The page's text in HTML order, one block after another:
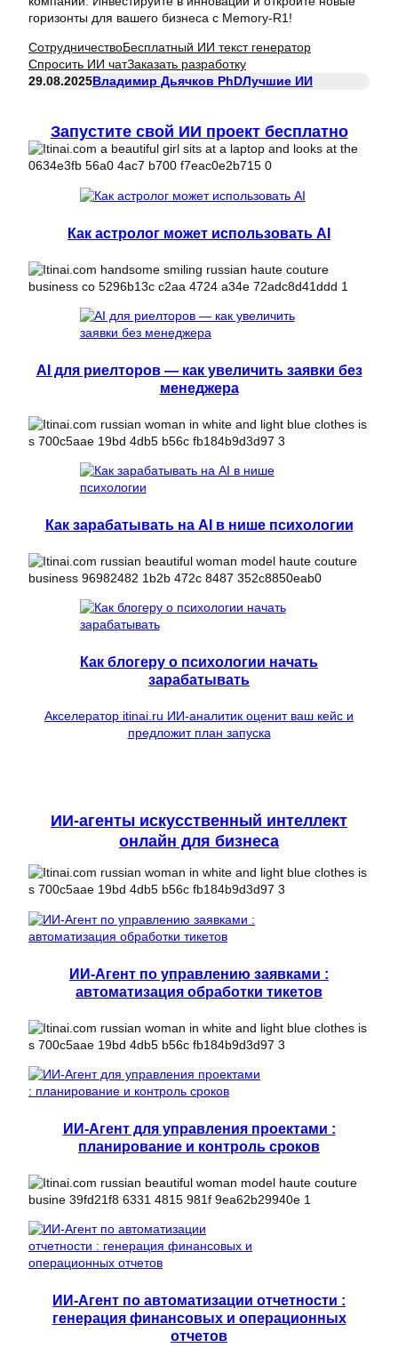
горизонты для вашего бизнеса с Memory-R1!
СотрудничествоБесплатный ИИ текст генератор
Спросить ИИ чатЗаказать разработку
29.08.2025Владимир Дьячков PhDЛучшие ИИ
Запустите свой ИИ проект бесплатно
Как астролог может использовать AI
AI для риелторов — как увеличить заявки без
менеджера
Как зарабатывать на AI в нише психологии
Как блогеру о психологии начать
зарабатывать
Акселератор itinai.ru ИИ-аналитик оценит ваш кейс и
предложит план запуска
ИИ-агенты искусственный интеллект
онлайн для бизнеса
ИИ-Агент по управлению заявками :
автоматизация обработки тикетов
ИИ-Агент для управления проектами :
планирование и контроль сроков
ИИ-Агент по автоматизации отчетности :
генерация финансовых и операционных
отчетов